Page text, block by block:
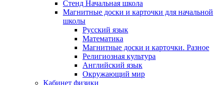
Стенд Начальная школа
Магнитные доски и карточки для начальной
школы
Русский язык
Математика
Магнитные доски и карточки. Разное
Религиозная культура
Английский язык
Окружающий мир
Кабинет физики